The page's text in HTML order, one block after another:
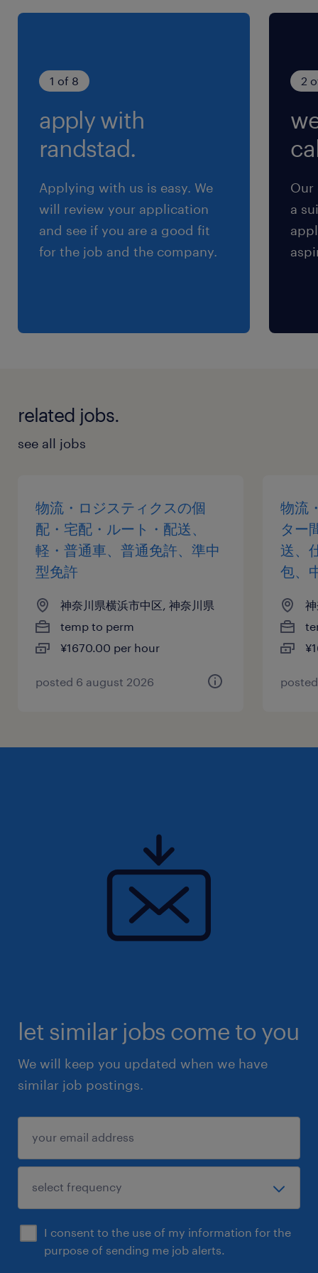
1 of 8
apply with
randstad.
Applying with us is easy. We
will review your application
and see if you are a good fit
for the job and the company.
2
Our
a
related jobs.
see all jobs
物流・ロジスティクスの個
配・宅配・ルート・配送、
軽・普通車、普通免許、準中
型免許
神奈川県横浜市中区, 神奈川県
temp to perm
¥1670.00 per hour
posted 6 august 2026
物流
ター
送、
包、
let similar jobs come to you
We will keep you updated when we have
similar job postings.
I consent to the use of my information for the
purpose of sending me job alerts.